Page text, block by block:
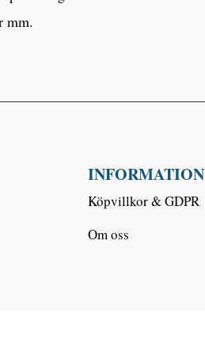
mm.
INFORMATION
Köpvillkor & GDPR
Om oss